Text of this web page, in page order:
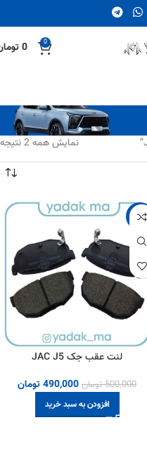
0
0
نمایش همه 2 نتیجه
-2%
لنت عقب جک JAC J5
500,000 تومان 490,000تومان
افزودن به سبد خرید